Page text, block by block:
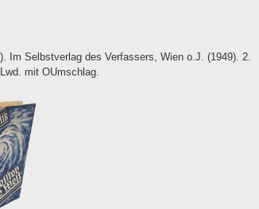
Im Selbstverlag des Verfassers, Wien o.J. (1949). 2.
mit OUmschlag.